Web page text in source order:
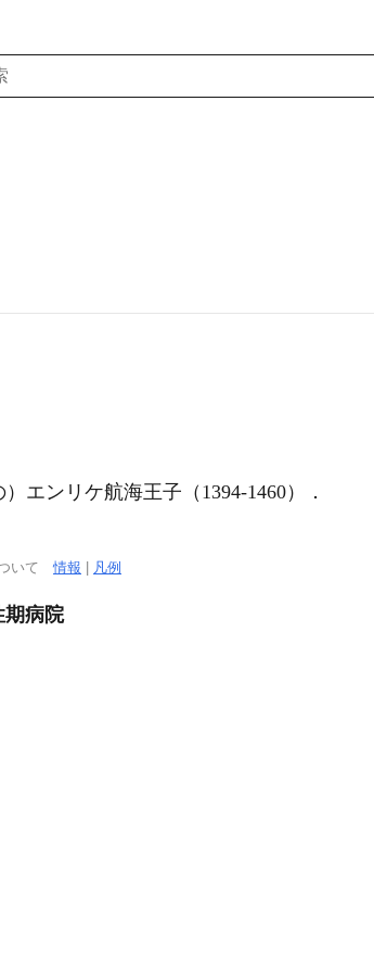
エンリケ航海王子（1394-1460）．
ついて情報 凡例
期病院